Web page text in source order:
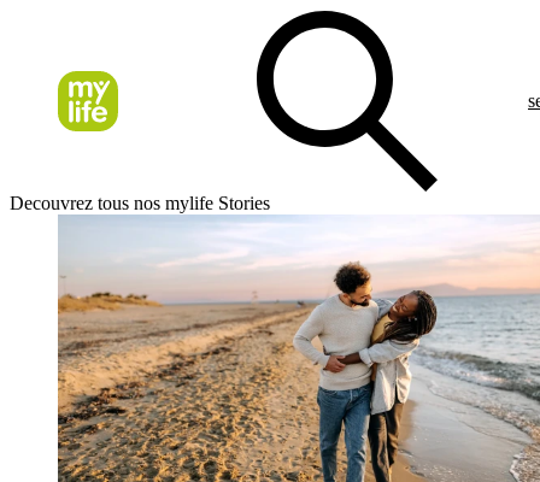
Decouvrez tous nos mylife Stories